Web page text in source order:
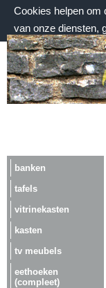
Cookies helpen om
van onze diensten,
zondag 9 augustus
Welkom bij
banken
tafels
vitrinekasten
kasten
tv meubels
eethoeken
(compleet)